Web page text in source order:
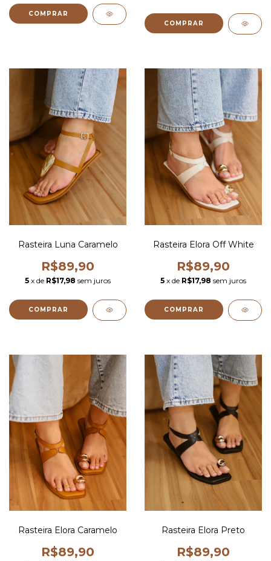
COMPRAR
COMPRAR
Rasteira Luna Caramelo
R$89,90
5 x de R$17,98 sem juros
COMPRAR
Rasteira Elora Off White
R$89,90
5 x de R$17,98 sem juros
COMPRAR
Rasteira Elora Caramelo
R$89,90
Rasteira Elora Preto
R$89,90